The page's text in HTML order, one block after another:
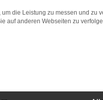
die Leistung zu messen und zu
auf anderen Webseiten zu